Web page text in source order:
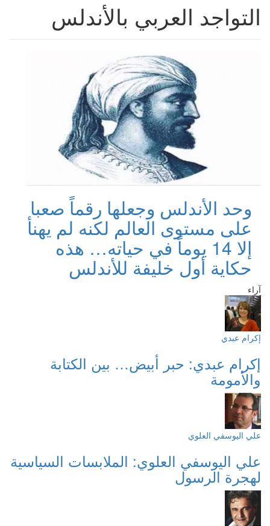
التواجد العربي بالأندلس
وحد الأندلس وجعلها رقماً صعبا
على مستوى العالم لكنه لم يهنأ
إلا 14 يوماً في حياته… هذه
حكاية أول خليفة للأندلس
آراء
إكرام عبدي
إكرام عبدي: حبر أبيض… بين الكتابة
والأمومة
علي اليوسفي العلوي
علي اليوسفي العلوي: الملابسات السياسية
لهجرة الرسول